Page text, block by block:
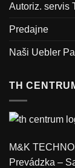
Autoriz. servis
Predajne
Naši Uebler
TH
M&K
Prevádzka –